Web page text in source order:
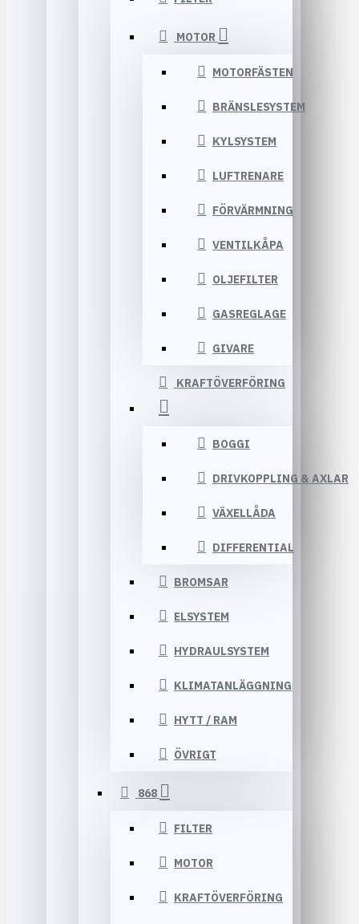
MOTOR
MOTORFÄSTEN
BRÄNSLESYSTEM
KYLSYSTEM
LUFTRENARE
FÖRVÄRMNING
VENTILKÅPA
OLJEFILTER
GASREGLAGE
GIVARE
KRAFTÖVERFÖRING
BOGGI
DRIVKOPPLING & AXLAR
VÄXELLÅDA
DIFFERENTIAL
BROMSAR
ELSYSTEM
HYDRAULSYSTEM
KLIMATANLÄGGNING
HYTT / RAM
ÖVRIGT
868
FILTER
MOTOR
KRAFTÖVERFÖRING